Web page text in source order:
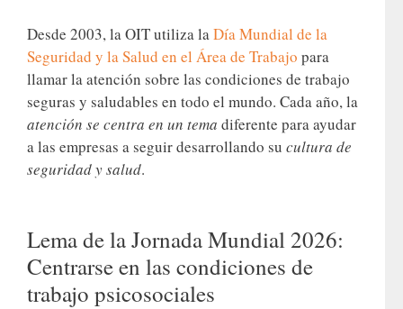
Desde 2003, la OIT utiliza laDía Mundial de la
Seguridad y la Salud en el Área de Trabajo para
llamar la atención sobre las condiciones de trabajo
seguras y saludables en todo el mundo. Cada año, la
atención se centra en un tema diferente para ayudar
a las empresas a seguir desarrollando su cultura de
seguridad y salud.
Lema de la Jornada Mundial 2026:
Centrarse en las condiciones de
trabajo psicosociales